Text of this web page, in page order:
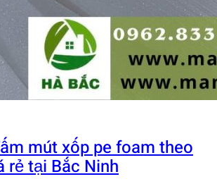
mút xốp pe foam theo
rẻ tại Bắc Ninh